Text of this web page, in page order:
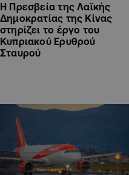
Η Πρεσβεία της Λαϊκής
Δημοκρατίας της Κίνας
στηρίζει το έργο του
Κυπριακού Ερυθρού
Σταυρού